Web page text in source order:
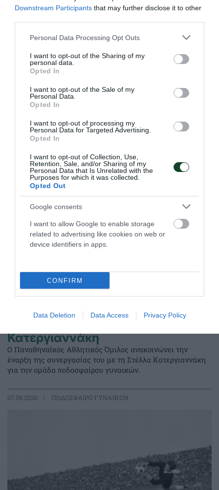
Downstream Participants that may further disclose it to other
Please note that this website/app uses one or more Google
not limited to your visit or usage behaviour. You may click to
grant or deny consent to Google and its third-party tags to
use your data for below specified purposes in below Google
consent section.
Personal Data Processing Opt Outs
I want to opt-out of the Sharing of my
personal data.
Opted In
I want to opt-out of the Sale of my
Personal Data.
Opted In
I want to opt-out of processing my
Personal Data for Targeted Advertising.
Opted In
I want to opt-out of Collection, Use,
Retention, Sale, and/or Sharing of my
Personal Data that Is Unrelated with the
Purposes for which it was collected.
Opted Out
Google consents
I want to allow Google to enable storage
related to advertising like cookies on web or
device identifiers in apps.
CONFIRM
Data Deletion Data Access Privacy Policy
Με Μάκρα και τη νέα χρονιά!
έναρξη της συνεργασίας του με τον προπονητή της
ανδρικής ομάδας πινγκ πονγκ Λευτέρη Μάκρα.
29.05.2026 ΠΙΝΓΚ ΠΟΝΓΚ ΑΝΔΡΩΝ
ΤΕΛΕΥΤΑΙΑ ΝΕΑ
Στον Παναθηναϊκό η
Κατεργιαννάκη
Ο Παναθηναϊκός Αθλητικός Όμιλος ανακοινώνει την
έναρξη της συνεργασίας του με τη Στέλλα Κατεργιαννάκη
για την ομάδα ποδοσφαίρου γυναικών.
07.08.2026 ΠΟΔΟΣΦΑΙΡΟ ΓΥΝΑΙΚΩΝ